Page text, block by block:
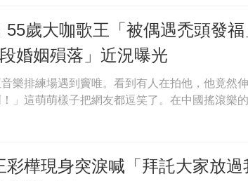
55歲大咖歌王「被偶遇禿頭發
婚姻殞落」近況曝光
樂排練場遇到竇唯。看到有人在拍他，他竟然
！」這萌萌樣子把網友都逗笑了。在中國搖滾樂
彩樺現身突淚喊「拜託大家放